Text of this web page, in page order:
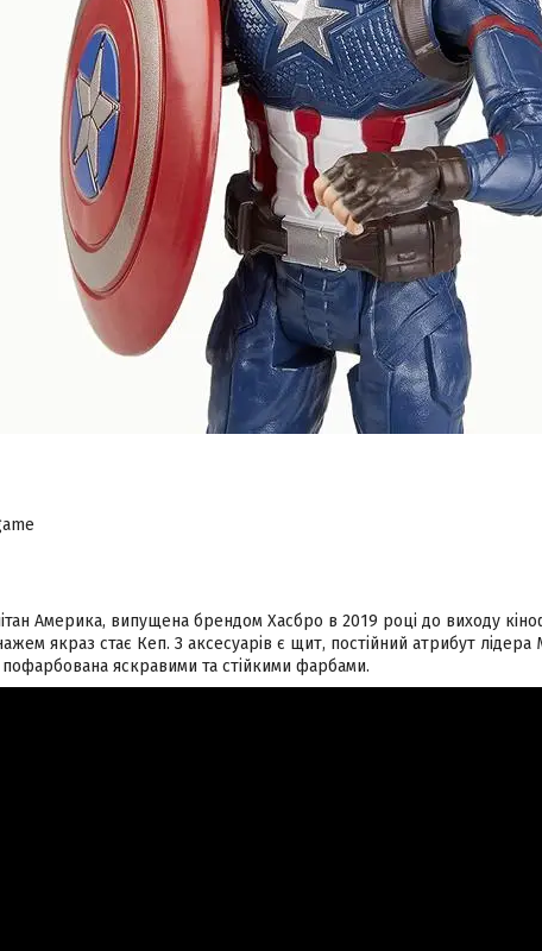
Америка, випущена брендом Хасбро в 2019 році до виходу
якраз стає Кеп. З аксесуарів є щит, постійний атрибут лідера
пофарбована яскравими та стійкими фарбами.